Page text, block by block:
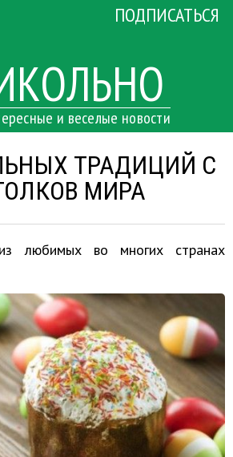
и веселые новости
ПОДПИСАТЬСЯ
ТРАДИЦИЙ С
МИРА
любимых во многих странах